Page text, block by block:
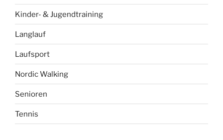
Kinder- & Jugendtraining
Langlauf
Laufsport
Nordic Walking
Senioren
Tennis